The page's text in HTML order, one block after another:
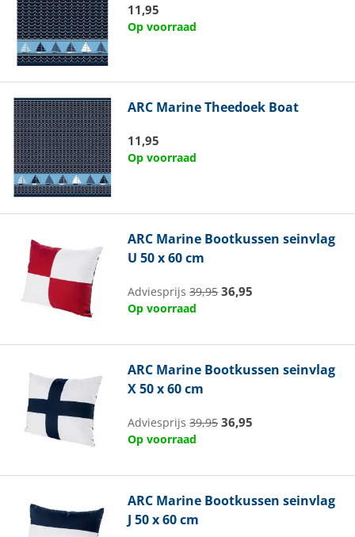
11,95
Op voorraad
ARC MarineTheedoek Boat
11,95
Op voorraad
ARC Marine Bootkussen seinvlag
U 50 x 60 cm
Adviesprijs39,95 36,95
Op voorraad
ARC Marine Bootkussen seinvlag
X 50 x 60 cm
Adviesprijs39,95 36,95
Op voorraad
ARC Marine Bootkussen seinvlag
J 50 x 60 cm